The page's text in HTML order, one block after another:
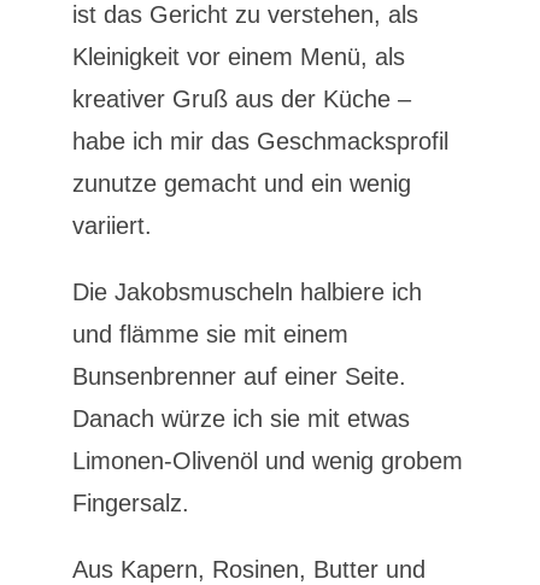
ist das Gericht zu verstehen, als
Kleinigkeit vor einem Menü, als
kreativer Gruß aus der Küche –
habe ich mir das Geschmacksprofil
zunutze gemacht und ein wenig
variiert.
Die Jakobsmuscheln halbiere ich
und flämme sie mit einem
Bunsenbrenner auf einer Seite.
Danach würze ich sie mit etwas
Limonen-Olivenöl und wenig grobem
Fingersalz.
Aus Kapern, Rosinen, Butter und